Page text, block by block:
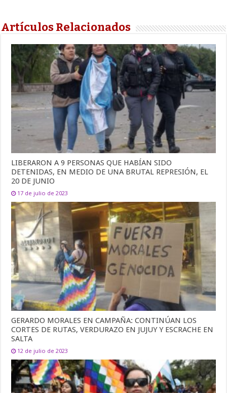
Artículos Relacionados
LIBERARON A 9 PERSONAS QUE HABÍAN SIDO
DETENIDAS, EN MEDIO DE UNA BRUTAL REPRESIÓN, EL
20 DE JUNIO
17 de julio de 2023
GERARDO MORALES EN CAMPAÑA: CONTINÚAN LOS
CORTES DE RUTAS, VERDURAZO EN JUJUY Y ESCRACHE EN
SALTA
12 de julio de 2023